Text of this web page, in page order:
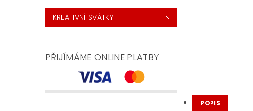
KREATIVNÍ SVÁTKY
PŘIJÍMÁME ONLINE PLATBY
POPIS